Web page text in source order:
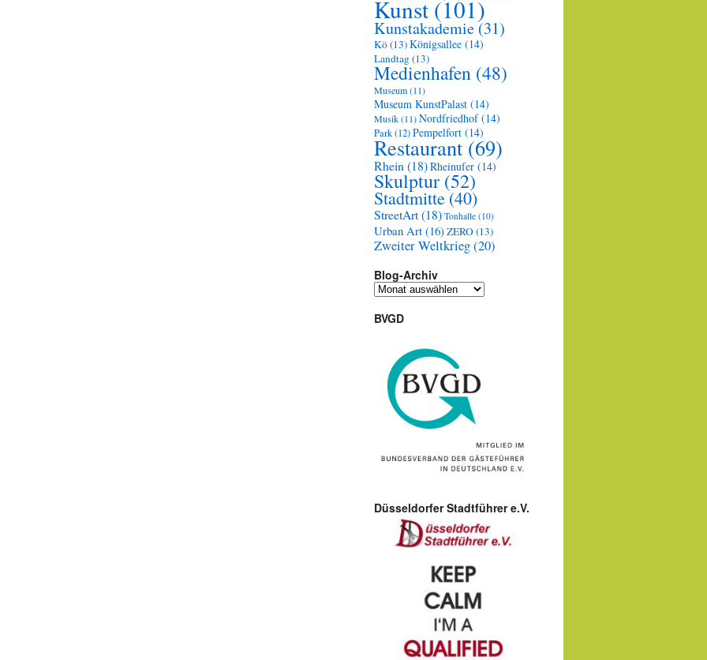
Kunst(101)
Kunstakademie(31)
Kö(13)Königsallee (14)
Landtag(13)
Medienhafen (48)
Museum(11)
Museum KunstPalast (14)
Musik(11)Nordfriedhof(14)
Park(12)Pempelfort (14)
Restaurant(69)
Rhein (18)Rheinufer (14)
Skulptur (52)
Stadtmitte(40)
StreetArt(18) Tonhalle (10)
Urban Art (16)ZERO(13)
Zweiter Weltkrieg(20)
Blog-Archiv
Blog-
BVGD
Düsseldorfer Stadtführer e.V.